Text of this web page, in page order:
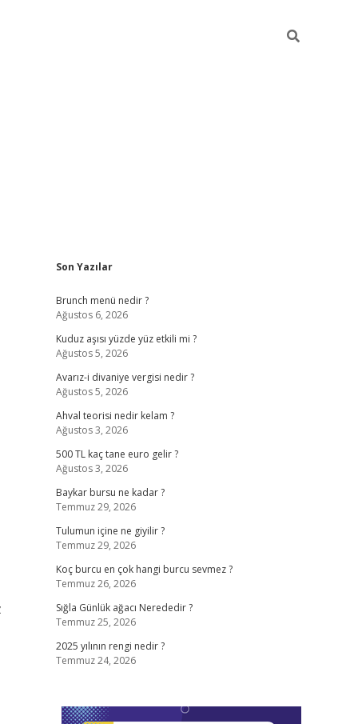
Sidebar
Son Yazılar
Brunch menü nedir ?
Ağustos 6, 2026
Kuduz aşısı yüzde yüz etkili mi ?
Ağustos 5, 2026
Avarız-i divaniye vergisi nedir ?
Ağustos 5, 2026
Ahval teorisi nedir kelam ?
Ağustos 3, 2026
500 TL kaç tane euro gelir ?
Ağustos 3, 2026
Baykar bursu ne kadar ?
Temmuz 29, 2026
Tulumun içine ne giyilir ?
Temmuz 29, 2026
Koç burcu en çok hangi burcu sevmez ?
Temmuz 26, 2026
Sığla Günlük ağacı Nerededir ?
Temmuz 25, 2026
2025 yılının rengi nedir ?
Temmuz 24, 2026